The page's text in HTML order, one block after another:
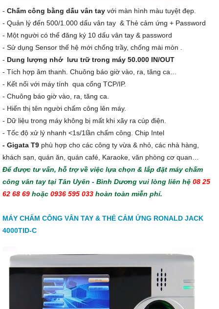
- Chấm công bằng dấu vân tay với màn hình màu tuyệt đẹp.
- Quản lý đến 500/1.000 dấu vân tay & Thẻ cảm ứng + Password
- Một người có thể đăng ký 10 dấu vân tay & password
- Sử dụng Sensor thế hệ mới chống trầy, chống mài mòn .
- Dung lượng nhớ lưu trữ trong máy 50.000 IN/OUT
- Tích hợp âm thanh. Chuông báo giờ vào, ra, tăng ca…
- Kết nối với máy tính qua cổng TCP/IP.
- Chuông báo giờ vào, ra, tăng ca.
- Hiển thị tên người chấm công lên máy.
- Dữ liệu trong máy không bị mất khi xãy ra cúp điện.
- Tốc độ xử lý nhanh <1s/1lần chấm công. Chip Intel
- Gigata T9 phù hợp cho các công ty vừa & nhỏ, các nhà hàng,
khách sạn, quán ăn, quán café, Karaoke, văn phòng cơ quan…
Để được tư vấn, hỗ trợ về việc lựa chọn & lắp đặt máy chấm
công vân tay tại Tân Uyên - Bình Dương vui lòng liên hệ 08 25
62 68 69 hoặc 0936 595 033 hoàn toàn miễn phí.
MÁY CHẤM CÔNG VÂN TAY & THẺ CẢM ỨNG RONALD JACK
4000TID-C